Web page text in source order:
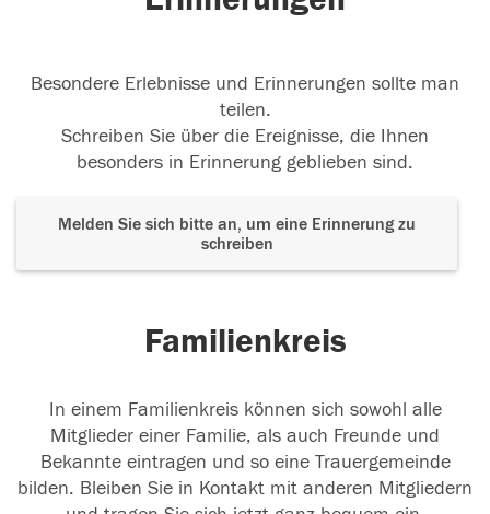
Besondere Erlebnisse und Erinnerungen sollte man
teilen.
Schreiben Sie über die Ereignisse, die Ihnen
besonders in Erinnerung geblieben sind.
Melden Sie sich bitte an, um eine Erinnerung zu
schreiben
Familienkreis
In einem Familienkreis können sich sowohl alle
Mitglieder einer Familie, als auch Freunde und
Bekannte eintragen und so eine Trauergemeinde
bilden. Bleiben Sie in Kontakt mit anderen Mitgliedern